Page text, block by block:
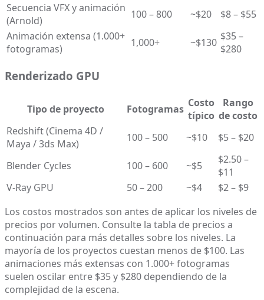
Secuencia VFX y animación
(Arnold)
100 – 800 ~$20
$8 – $55
Animación extensa (1.000+
fotogramas)
1,000+ ~$130 $35 –
$280
Renderizado GPU
Tipo de proyecto Fotogramas Costo
típico
Rango
de costo
Redshift (Cinema 4D /
Maya / 3ds Max)
100 – 500 ~$10 $5 – $20
Blender Cycles 100 – 600 ~$5
$2.50 –
$11
V-Ray GPU
50 – 200 ~$4
$2 – $9
Los costos mostrados son antes de aplicar los niveles de
precios por volumen. Consulte la tabla de precios a
continuación para más detalles sobre los niveles. La
mayoría de los proyectos cuestan menos de $100. Las
animaciones más extensas con 1.000+ fotogramas
suelen oscilar entre $35 y $280 dependiendo de la
complejidad de la escena.